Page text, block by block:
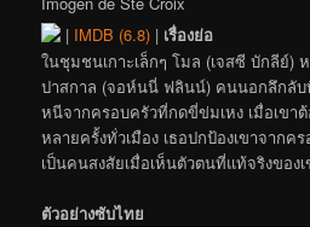
| IMDB (6.8) | เรื่องย่อ
ในชุมชนเกาะเล็กๆ โมล (เจสซี บักลีย์
ปาสกาล (จอห์นนี่ ฟลินน์) คนนอกลึกลับ
หนีจากครอบครัวที่กดขี่ข่มเหง เมื่อเขา
หลายครั้งทั่วเมือง เธอปกป้องเขาจากค
เป็นคนสงสัยเมื่อเห็นตัวตนที่แท้จริงของเ
ตัวอย่างซับไทย